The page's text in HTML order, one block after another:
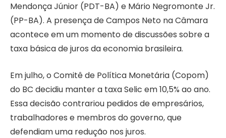
Mendonça Júnior (PDT-BA) e Mário Negromonte Jr.
(PP-BA). A presença de Campos Neto na Câmara
acontece em um momento de discussões sobre a
taxa básica de juros da economia brasileira.
Em julho, o Comitê de Política Monetária (Copom)
do BC decidiu manter a taxa Selic em 10,5% ao ano.
Essa decisão contrariou pedidos de empresários,
trabalhadores e membros do governo, que
defendiam uma redução nos juros.